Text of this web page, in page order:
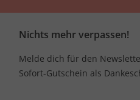
Nichts mehr verpassen!
Melde dich für den
Sofort-Gutschein als